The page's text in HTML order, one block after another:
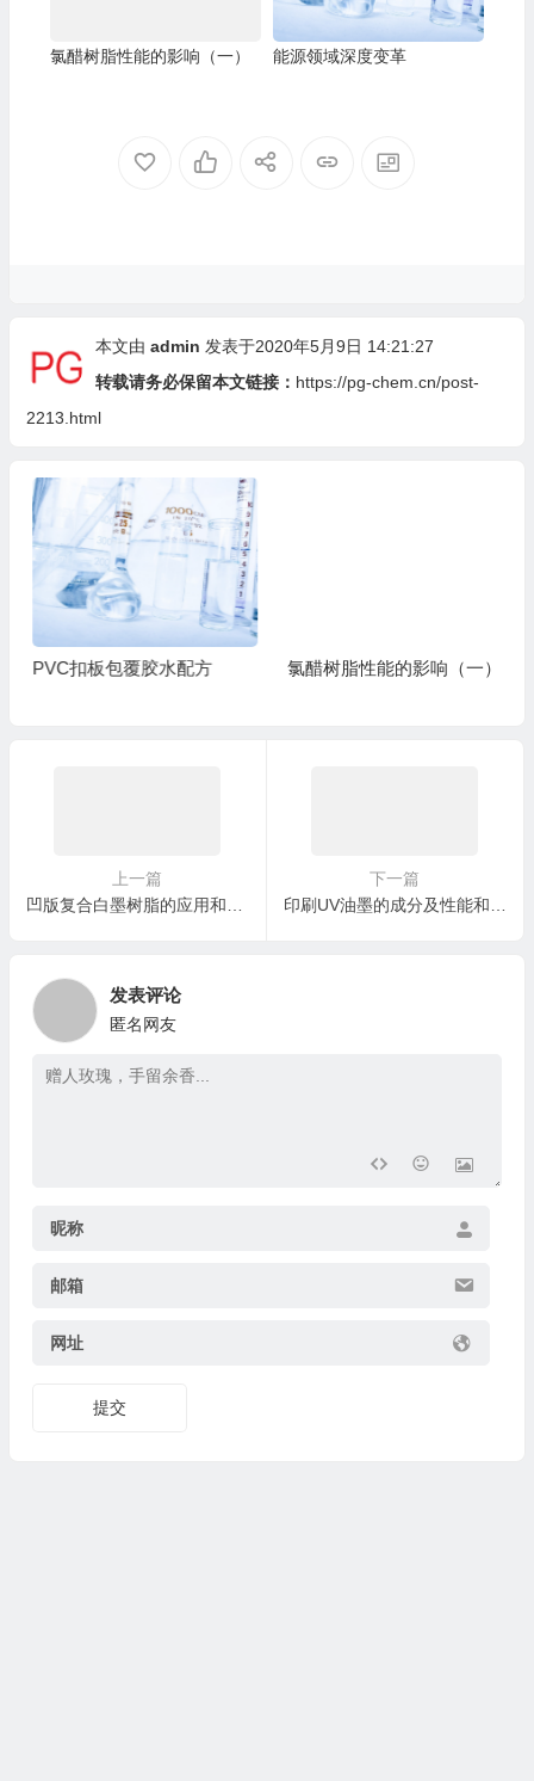
氯醋树脂性能的影响（一） 能源领域深度变革
本文由 admin 发表于2020年5月9日 14:21:27
转载请务必保留本文链接： https://pg-chem.cn/post-
2213.html
PVC扣板包覆胶水配方 氯醋树脂性能的影响（一）
上一篇
下一篇
发表评论
匿名网友
昵称
邮箱
网址
提交